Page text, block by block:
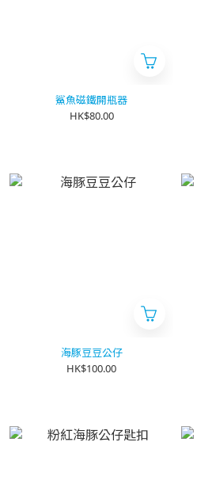
鯊魚磁鐵開瓶器
HK$80.00
海豚豆豆公仔
HK$100.00